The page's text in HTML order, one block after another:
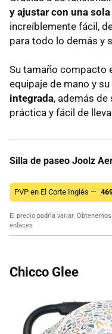
y ajustar con una
increíblemente fácil,
para todo lo demás y
Su tamaño compacto
equipaje de mano y su
integrada, además de
práctica y fácil de
Silla de paseo Joolz
PVP en El Corte Inglés —
El precio podría variar.
enlaces
Chicco Glee